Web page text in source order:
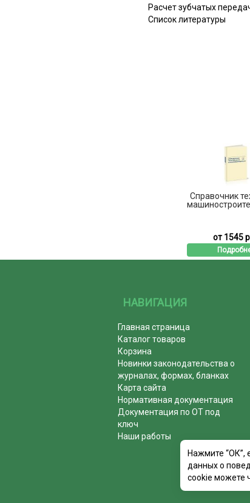
Расчет зубчатых
Список литературы
Справочник
от 1545
НАВИГАЦИЯ
Главная страница
Каталог товаров
Корзина
Новинки законодательства о
журналах, формах, бланках
Карта сайта
Нормативная документация
Документация по ОТ под
ключ
Наши работы
Нажмите “ОК”,
данных о
cookie можете